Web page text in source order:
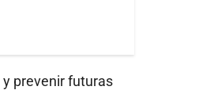
y prevenir futuras